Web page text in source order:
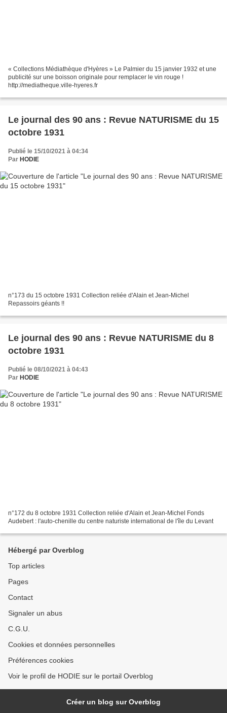
« Collections Médiathèque d'Hyères » Le Palmier du 15 janvier 1932 et une
publicité sur une boisson originale pour remplacer le vin rouge !
http://mediatheque.ville-hyeres.fr
Le journal des 90 ans : Revue NATURISME du 15
octobre 1931
Publié le 15/10/2021 à 04:34
Par HODIE
n°173 du 15 octobre 1931 Collection reliée d'Alain et Jean-Michel
Repassoirs géants !!
Le journal des 90 ans : Revue NATURISME du 8
octobre 1931
Publié le 08/10/2021 à 04:43
Par HODIE
n°172 du 8 octobre 1931 Collection reliée d'Alain et Jean-Michel Fonds
Audebert : l'auto-chenille du centre naturiste international de l'île du Levant
Hébergé par Overblog
Top articles
Pages
Contact
Signaler un abus
C.G.U.
Cookies et données personnelles
Préférences cookies
Voir le profil de HODIE sur le portail Overblog
Créer un blog sur Overblog